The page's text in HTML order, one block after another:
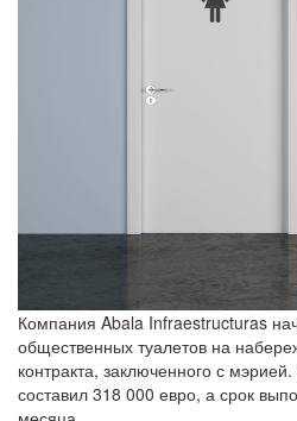
Компания Abala Infraestructuras
общественных туалетов на
контракта, заключенного с
составил 318 000 евро, а срок